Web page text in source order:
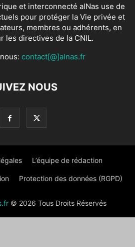
et interconnecté alNas use de
pour protéger la Vie privée et
membres ou adhérents, en
les directives de la CNIL.
contact[@]alnas.fr
NOUS
L’équipe de rédaction
Protection des données (RGPD)
© 2026 Tous Droits Réservés